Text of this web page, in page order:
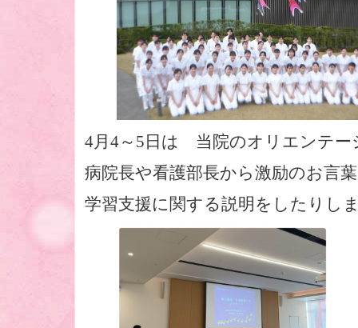
4月4～5日は 当院のオリエンテー
病院長や看護部長から激励のお言
学習支援に関する説明をしたりし